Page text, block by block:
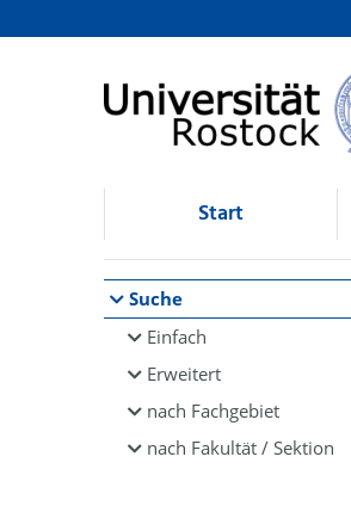
Browsen
direkt zum Inhalt
Start
Suche
Einfach
Erweitert
nach Fachgebiet
nach Fakultät / Sektion